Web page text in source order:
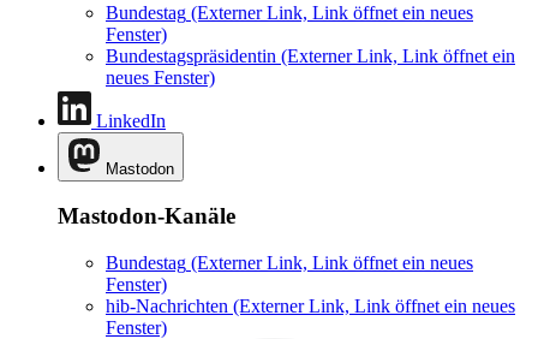
Bundestag (Externer Link, Link öffnet ein neues
Fenster)
Bundestagspräsidentin (Externer Link, Link öffnet ein
neues Fenster)
LinkedIn
Mastodon
Mastodon-Kanäle
Bundestag (Externer Link, Link öffnet ein neues
Fenster)
hib-Nachrichten (Externer Link, Link öffnet ein neues
Fenster)